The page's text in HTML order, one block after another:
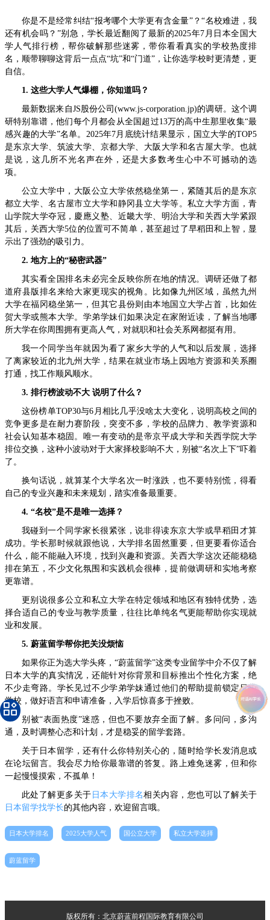
你是不是经常纠结“报考哪个大学更有含金量”？“名校难进，我
还有机会吗？”别急，学长最近翻阅了最新的2025年7月日本全国大
学人气排行榜，帮你破解那些迷雾，带你看看真实的学校热度排
名，顺带聊聊这背后一点点“坑”和“门道”，让你选学校时更清楚，更
自信。
1. 这些大学人气爆棚，你知道吗？
最新数据来自JS股份公司(www.js-corporation.jp)的调研。这个调
研特别靠谱，他们每个月都会从全国超过13万的高中生那里收集“最
感兴趣的大学”名单。2025年7月底统计结果显示，国立大学的TOP5
是东京大学、筑波大学、京都大学、大阪大学和名古屋大学。也就
是说，这几所不光名声在外，还是大多数考生心中不可撼动的选
项。
公立大学中，大阪公立大学依然稳坐第一，紧随其后的是东京
都立大学、名古屋市立大学和静冈县立大学等。私立大学方面，青
山学院大学夺冠，慶應义塾、近畿大学、明治大学和关西大学紧跟
其后，关西大学5位的位置可不简单，甚至超过了早稻田和上智，显
示出了强劲的吸引力。
2. 地方上的“秘密武器”
其实看全国排名未必完全反映你所在地的情况。调研还做了都
道府县版排名来给大家更现实的视角。比如像九州区域，虽然九州
大学在福冈稳坐第一，但其它县份则由本地国立大学占首，比如佐
贺大学或熊本大学。学弟学妹们如果决定在家附近读，了解当地哪
所大学在你周围拥有更高人气，对就职和社会关系网都挺有用。
我一个同学当年就因为看了家乡大学的人气和以后发展，选择
了离家较近的北九州大学，结果在就业市场上因地方资源和关系圈
打通，找工作顺风顺水。
3. 排行榜波动不大 说明了什么？
这份榜单TOP30与6月相比几乎没啥太大变化，说明高校之间的
竞争更多是在耐力赛阶段，突变不多，学校的品牌力、教学资源和
社会认知基本稳固。唯一有变动的是帝京平成大学和关西学院大学
排位交换，这种小波动对于大家择校影响不大，别被“名次上下”吓着
了。
换句话说，就算某个大学名次一时涨跌，也不要特别慌，得看
自己的专业兴趣和未来规划，踏实准备最重要。
4. “名校”是不是唯一选择？
我碰到一个同学家长很紧张，说非得读东京大学或早稻田才算
成功。学长那时候就跟他说，大学排名固然重要，但更要看你适合
什么，能不能融入环境，找到兴趣和资源。关西大学这次还能稳稳
排在第五，不少文化氛围和实践机会很棒，提前做调研和实地考察
更靠谱。
更别说很多公立和私立大学在特定领域和地区有独特优势，选
择合适自己的专业与教学质量，往往比单纯名气更能帮助你实现就
业和发展。
5. 蔚蓝留学帮你把关没烦恼
如果你正为选大学头疼，“蔚蓝留学”这类专业留学中介不仅了解
日本大学的真实情况，还能针对你背景和目标推出个性化方案，绝
不少走弯路。学长见过不少学弟学妹通过他们的帮助提前锁定目标
学校，做好语言和申请准备，入学后惊喜多于挫败。
别被“表面热度”迷惑，但也不要放弃全面了解。多问问，多沟
通，及时调整心态和计划，才是稳妥的留学套路。
关于日本留学，还有什么你特别关心的，随时给学长发消息或
在论坛留言。我会尽力给你最靠谱的答复。路上难免迷雾，但和你
一起慢慢摸索，不孤单！
此处了解更多关于 日本大学排名相关内容，您也可以了解关于
日本留学找学长的其他内容，欢迎留言哦。
日本大学排名 2025大学人气 国公立大学 私立大学选择
蔚蓝留学
版权所有：北京蔚蓝前程国际教育有限公司